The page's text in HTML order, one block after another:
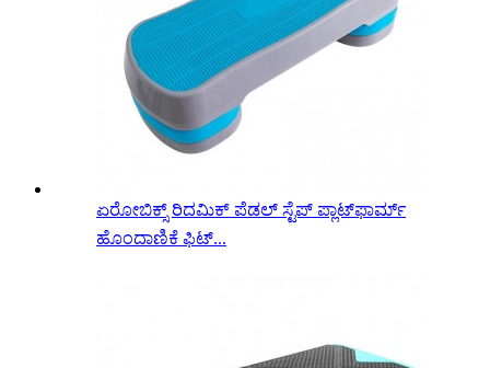
ಏರೋಬಿಕ್ಸ್ ರಿದಮಿಕ್ ಪೆಡಲ್ ಸ್ಟೆಪ್ ಪ್ಲಾಟ್‌ಫಾರ್ಮ್
ಹೊಂದಾಣಿಕೆ ಫಿಟ್...